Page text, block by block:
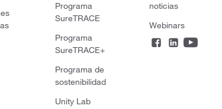
Programa
SureTRACE
Programa
SureTRACE+
Programa de
sostenibilidad
Unity Lab
noticias
Webinars